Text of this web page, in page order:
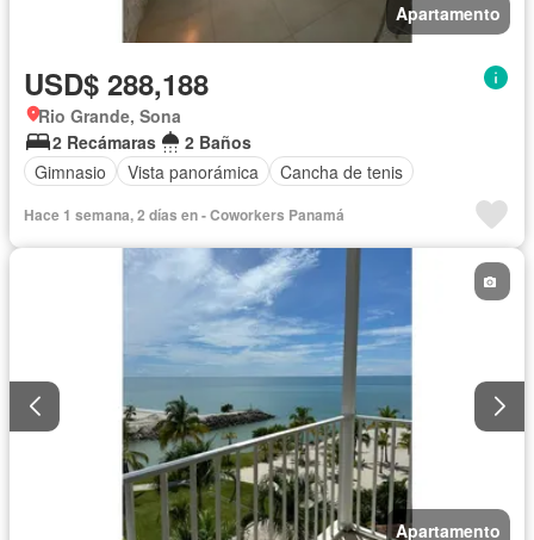
Apartamento
USD$ 288,188
Rio Grande, Sona
2 Recámaras
2 Baños
Gimnasio
Vista panorámica Cancha de tenis
Hace 1 semana, 2 días en - Coworkers Panamá
Apartamento